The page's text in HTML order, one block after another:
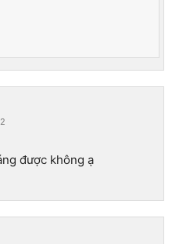
được không ạ